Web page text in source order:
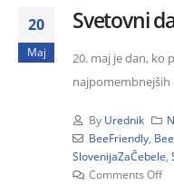
20
Maj
Svetovni
20. maj je dan, ko
najpomembnejših
By Urednik
BeeFriendly,
SlovenijaZaČebele
Comments Off